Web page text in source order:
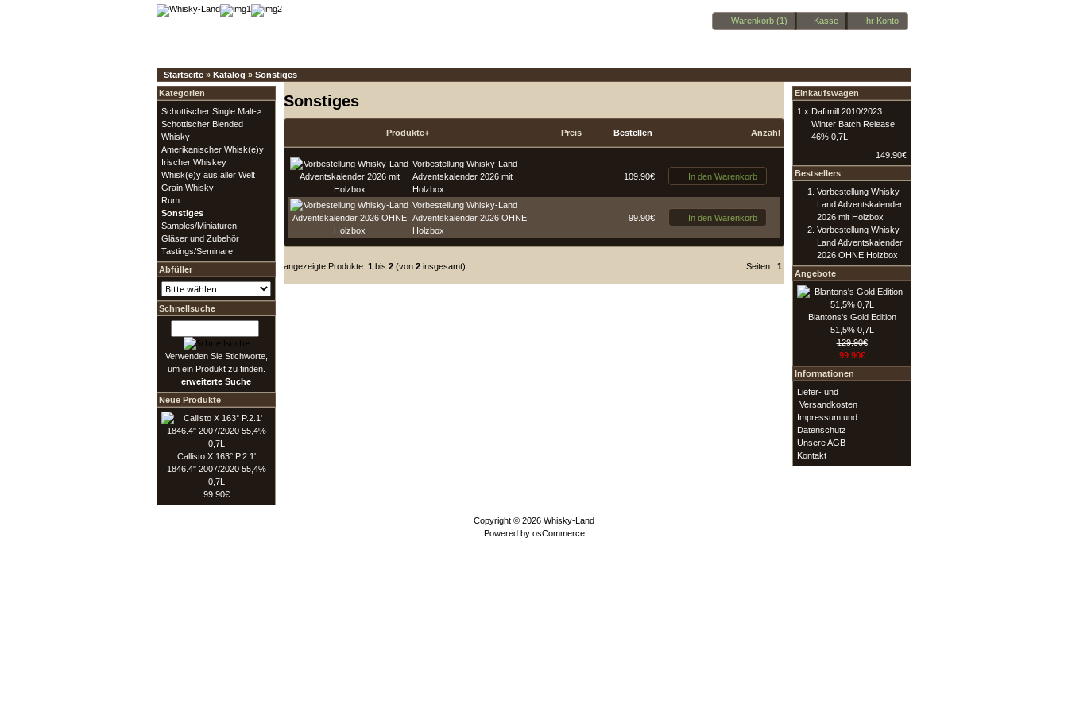
Warenkorb (1) Kasse Ihr Konto
Startseite » Katalog » Sonstiges
Sonstiges
Produkte+ Preis Bestellen Anzahl
Vorbestellung Whisky-Land
Adventskalender 2026 mit
Holzbox
109.90€ In den Warenkorb
Vorbestellung Whisky-Land
Adventskalender 2026 OHNE
Holzbox
99.90€ In den Warenkorb
Seiten: 1
angezeigte Produkte: 1 bis 2 (von 2 insgesamt)
Kategorien
Schottischer Single Malt->
Schottischer Blended
Whisky
Amerikanischer Whisk(e)y
Irischer Whiskey
Whisk(e)y aus aller Welt
Grain Whisky
Rum
Sonstiges
Samples/Miniaturen
Gläser und Zubehör
Tastings/Seminare
Abfüller
Schnellsuche
Verwenden Sie Stichworte,
um ein Produkt zu finden.
erweiterte Suche
Neue Produkte
Callisto X 163° P.2.1'
1846.4" 2007/2020 55,4%
0,7L
99.90€
Einkaufswagen
1 x Daftmill 2010/2023
Winter Batch Release
46% 0,7L
149.90€
Bestsellers
Vorbestellung Whisky-
Land Adventskalender
2026 mit Holzbox
Vorbestellung Whisky-
Land Adventskalender
2026 OHNE Holzbox
Angebote
Blantons's Gold Edition
51,5% 0,7L
129.90€
99.90€
Informationen
Liefer- und
Versandkosten
Impressum und
Datenschutz
Unsere AGB
Kontakt
Copyright © 2026 Whisky-Land
Powered by osCommerce